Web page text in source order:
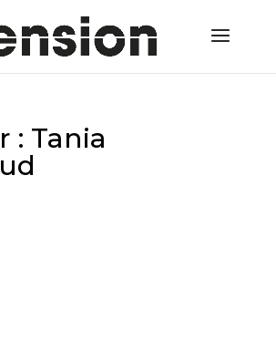
: Tania